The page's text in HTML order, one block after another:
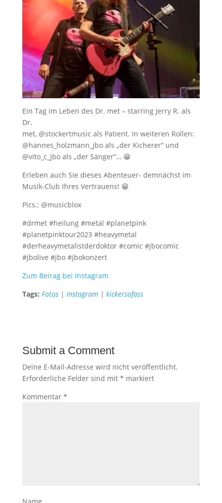
Ein Tag im Leben des Dr. met – starring Jerry R. als
Dr.
met, @stockertmusic als Patient. In weiteren Rollen:
@hannes_holzmann_jbo als „der Kicherer“ und
@vito_c_jbo als „der Sänger“… 😁
Erleben auch Sie dieses Abenteuer- demnächst im
Musik-Club Ihres Vertrauens! 😁
Pics.: @musicblox
#drmet #heilung #metal #planetpink
#planetpinktour2023 #heavymetal
#derheavymetalistderdoktor #comic #jbocomic
#jbolive #jbo #jbokonzert
Zum Beirag bei Instagram
Tags: Fotos| Instagram| kickersofass
Submit a Comment
Deine E-Mail-Adresse wird nicht veröffentlicht.
Erforderliche Felder sind mit * markiert
Kommentar *